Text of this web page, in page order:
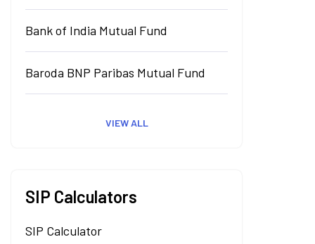
Bank of India Mutual Fund
Baroda BNP Paribas Mutual Fund
VIEW ALL
SIP Calculators
SIP Calculator